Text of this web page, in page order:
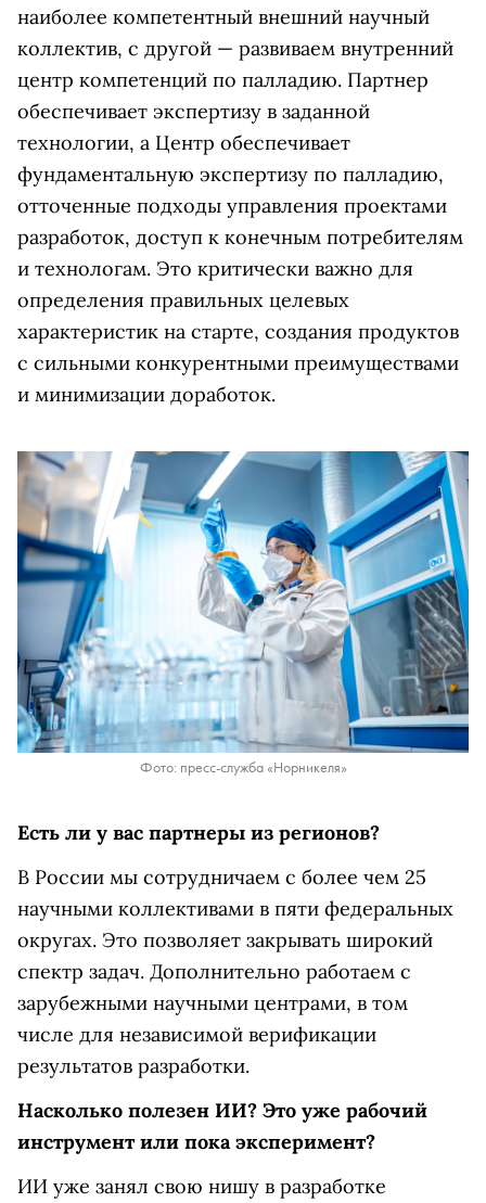
наиболее компетентный внешний научный
коллектив, с другой — развиваем внутренний
центр компетенций по палладию. Партнер
обеспечивает экспертизу в заданной
технологии, а Центр обеспечивает
фундаментальную экспертизу по палладию,
отточенные подходы управления проектами
разработок, доступ к конечным потребителям
и технологам. Это критически важно для
определения правильных целевых
характеристик на старте, создания продуктов
с сильными конкурентными преиму­ществами
и минимизации доработок.
Фото: пресс-служба «Норникеля»
Есть ли у вас партнеры из регионов?
В России мы сотрудничаем с более чем 25
научными коллективами в пяти федеральных
округах. Это позволяет закрывать широкий
спектр задач. Дополнительно работаем с
зарубежными научными центрами, в том
числе для независимой верификации
результатов разработки.
Насколько полезен ИИ? Это уже рабочий
инструмент или пока эксперимент?
ИИ уже занял свою нишу в разработке